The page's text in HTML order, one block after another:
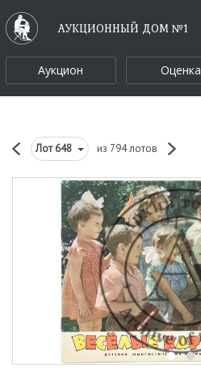
АУКЦИОННЫЙ ДОМ №1
Аукцион Оценка
Лот648 из 794 лотов